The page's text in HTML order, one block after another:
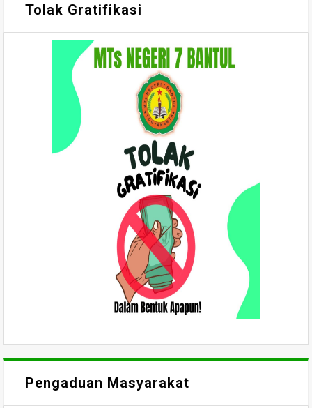
Tolak Gratifikasi
Pengaduan Masyarakat